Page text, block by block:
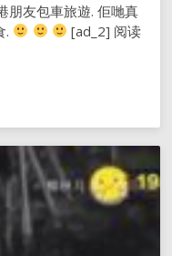
朋友包車旅遊. 佢哋真
.
[ad_2] 阅读